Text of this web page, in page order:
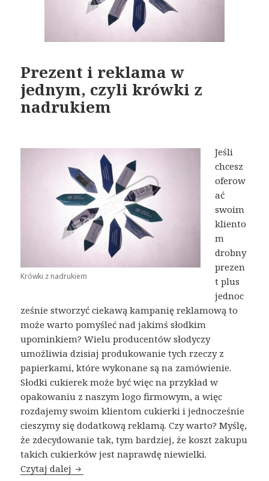
Prezent i reklama w
jednym, czyli krówki z
nadrukiem
Krówki z nadrukiem
Jeśli
chcesz
oferow
ać
swoim
kliento
m
drobny
prezen
t plus
jednoc
ześnie stworzyć ciekawą kampanię reklamową to
może warto pomyśleć nad jakimś słodkim
upominkiem? Wielu producentów słodyczy
umożliwia dzisiaj produkowanie tych rzeczy z
papierkami, które wykonane są na zamówienie.
Słodki cukierek może być więc na przykład w
opakowaniu z naszym logo firmowym, a więc
rozdajemy swoim klientom cukierki i jednocześnie
cieszymy się dodatkową reklamą. Czy warto? Myślę,
że zdecydowanie tak, tym bardziej, że koszt zakupu
takich cukierków jest naprawdę niewielki.
Czytaj dalej Prezent i reklama w jednym, czyli krówki z